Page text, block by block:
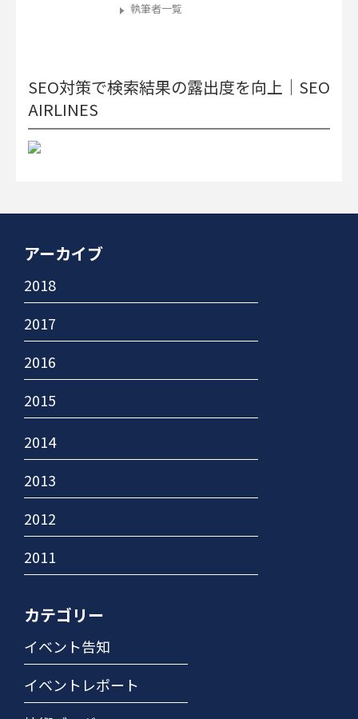
執筆者一覧
SEO対策で検索結果の露出度を向上｜SEO
AIRLINES
アーカイブ
2018
2017
2016
2015
2014
2013
2012
2011
カテゴリー
イベント告知
イベントレポート